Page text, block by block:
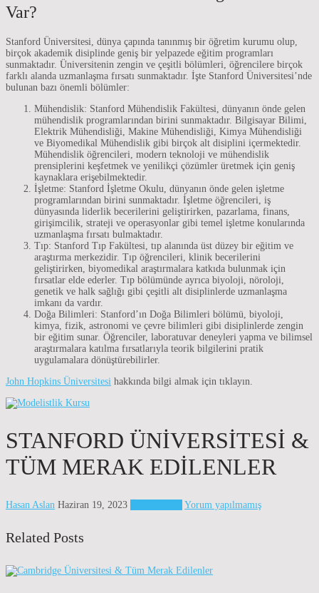
Var?
Stanford Üniversitesi, dünya çapında tanınmış bir öğretim kurumu olup,
birçok akademik disiplinde geniş bir yelpazede eğitim programları
sunmaktadır. Üniversitenin zengin ve çeşitli bölümleri, öğrencilere birçok
farklı alanda uzmanlaşma fırsatı sunmaktadır. İşte Stanford Üniversitesi’nde
bulunan bazı önemli bölümler:
Mühendislik: Stanford Mühendislik Fakültesi, dünyanın önde gelen
mühendislik programlarından birini sunmaktadır. Bilgisayar Bilimi,
Elektrik Mühendisliği, Makine Mühendisliği, Kimya Mühendisliği
ve Biyomedikal Mühendislik gibi birçok alt disiplini içermektedir.
Mühendislik öğrencileri, modern teknoloji ve mühendislik
prensiplerini keşfetmek ve yenilikçi çözümler üretmek için geniş
kaynaklara erişebilmektedir.
İşletme: Stanford İşletme Okulu, dünyanın önde gelen işletme
programlarından birini sunmaktadır. İşletme öğrencileri, iş
dünyasında liderlik becerilerini geliştirirken, pazarlama, finans,
girişimcilik, strateji ve operasyonlar gibi temel işletme konularında
uzmanlaşma fırsatı bulmaktadır.
Tıp: Stanford Tıp Fakültesi, tıp alanında üst düzey bir eğitim ve
araştırma merkezidir. Tıp öğrencileri, klinik becerilerini
geliştirirken, biyomedikal araştırmalara katkıda bulunmak için
fırsatlar elde ederler. Tıp bölümünde ayrıca biyoloji, nöroloji,
genetik ve halk sağlığı gibi çeşitli alt disiplinlerde uzmanlaşma
imkanı da vardır.
Doğa Bilimleri: Stanford’ın Doğa Bilimleri bölümü, biyoloji,
kimya, fizik, astronomi ve çevre bilimleri gibi disiplinlerde zengin
bir eğitim sunar. Öğrenciler, laboratuvar deneyleri yapma ve bilimsel
araştırmalara katılma fırsatlarıyla teorik bilgilerini pratik
uygulamalara dönüştürebilirler.
John Hopkins Üniversitesi hakkında bilgi almak için tıklayın.
STANFORD ÜNIVERSITESI &
TÜM MERAK EDILENLER
Hasan Aslan Haziran 19, 2023 Yorum yapılmamış
Related Posts